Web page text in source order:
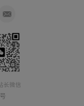
长微信